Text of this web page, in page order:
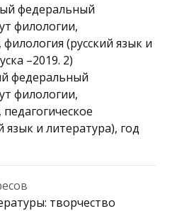
федеральный
филологии,
(русский язык и
–2019. 2)
федеральный
филологии,
язык и литература), год
творчество